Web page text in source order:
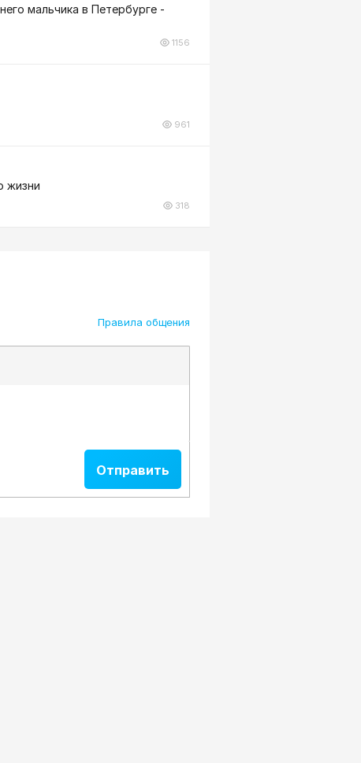
мальчика в Петербурге -
1156
961
жизни
318
Правила общения